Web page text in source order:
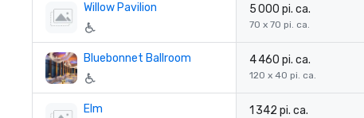
Willow Pavilion 5 000 pi. ca.
70 x 70 pi. ca.
Bluebonnet Ballroom 4 460 pi. ca.
120 x 40 pi. ca.
Elm 1 342 pi. ca.